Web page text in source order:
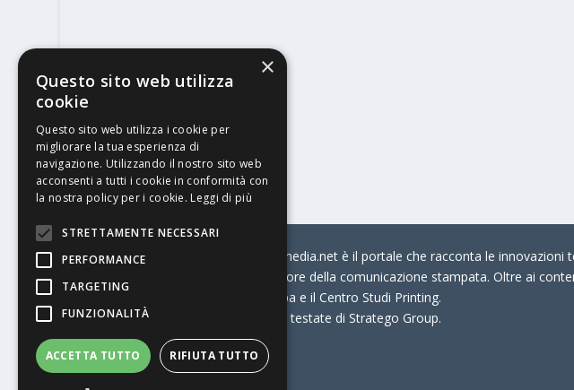
© Stratego Group –
stampamedia.net è il portale che racconta le
per chi opera in Italia nel settore della comunicazione stampata. Oltre ai
Connection, i Big della Stampa e il Centro Studi Printing.
Stampamedia.net è una delle testate di Stratego Group.
Partita IVA07921450156
×
Questo sito web utilizza
cookie
Questo sito web utilizza i cookie per
migliorare la tua esperienza di
navigazione. Utilizzando il nostro sito web
acconsenti a tutti i cookie in conformità con
la nostra policy per i cookie. Leggi di più
STRETTAMENTE NECESSARI
PERFORMANCE
TARGETING
FUNZIONALITÀ
ACCETTA TUTTO RIFIUTA TUTTO